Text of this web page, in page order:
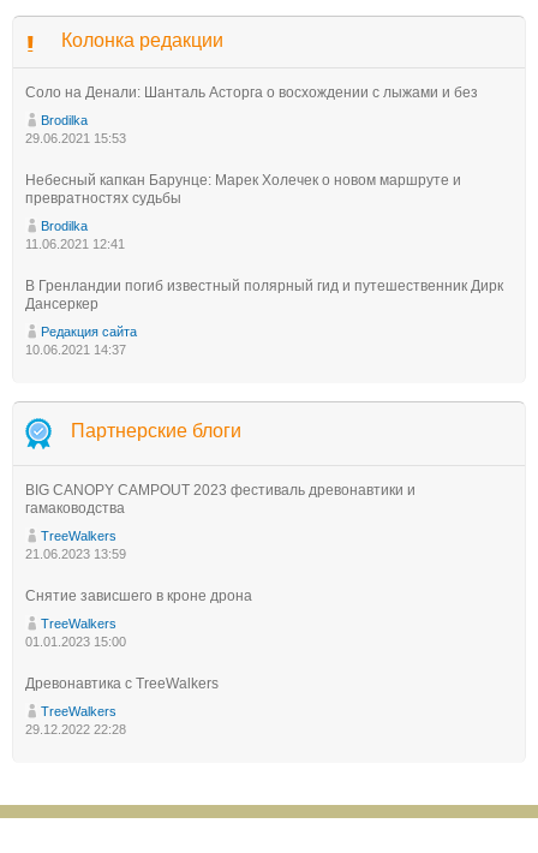
Колонка редакции
Соло на Денали: Шанталь Асторга о восхождении с лыжами и без
Brodilka
29.06.2021 15:53
Небесный капкан Барунце: Марек Холечек о новом маршруте и
превратностях судьбы
Brodilka
11.06.2021 12:41
В Гренландии погиб известный полярный гид и путешественник Дирк
Дансеркер
Редакция сайта
10.06.2021 14:37
Партнерские блоги
BIG CANOPY CAMPOUT 2023 фестиваль древонавтики и
гамаководства
TreeWalkers
21.06.2023 13:59
Снятие зависшего в кроне дрона
TreeWalkers
01.01.2023 15:00
Древонавтика с TreeWalkers
TreeWalkers
29.12.2022 22:28